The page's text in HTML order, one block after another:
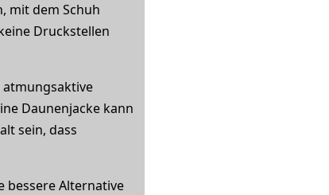
mit dem Schuh
Druckstellen
atmungsaktive
Daunenjacke kann
sein, dass
bessere Alternative